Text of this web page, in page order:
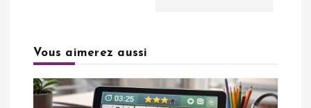
a
t
Vous aimerez aussi